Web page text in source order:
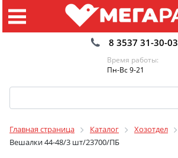
8 3537 31-30-03
Время работы:
Пн-Вс 9-21
Главная страница Каталог Хозотдел
Вешалки 44-48/3 шт/23700/ПБ